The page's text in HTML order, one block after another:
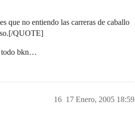
no entiendo las carreras de caballo
QUOTE]
todo bkn…
17 Enero, 2005 18:59
16